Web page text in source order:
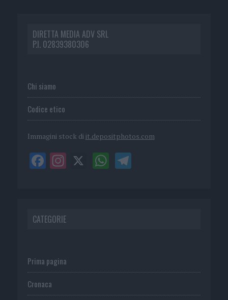
DIRETTA MEDIA ADV SRL
P.I. 02839380306
Chi siamo
Codice etico
Immagini stock di it.depositphotos.com
CATEGORIE
Prima pagina
Cronaca